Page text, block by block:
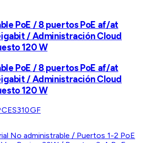
PoE / 8 puertos PoE af/at
/ Administración Cloud
120 W
PoE / 8 puertos PoE af/at
/ Administración Cloud
120 W